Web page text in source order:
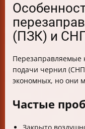
(ПЗК) и
Перезаправляемые
подачи чернил
экономных, но они
Частые
Закрыто